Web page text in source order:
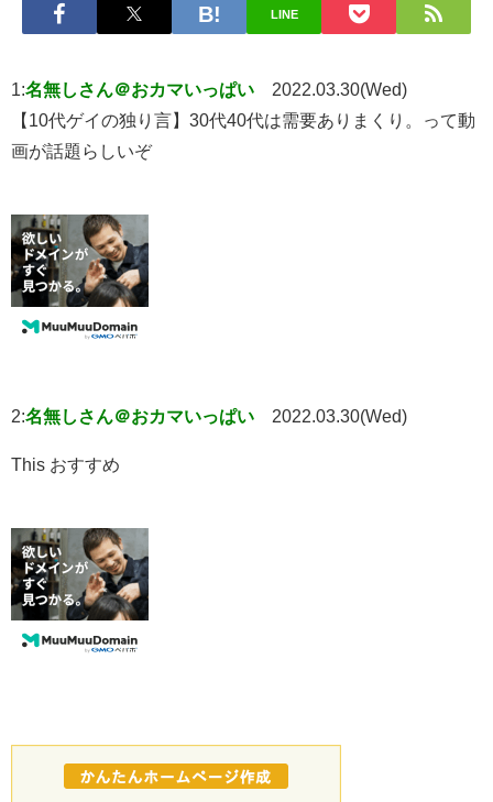
LINE
1:名無しさん＠おカマいっぱい
2022.03.30(Wed)
【10代ゲイの独り言】30代40代は需要ありまくり。って動
画が話題らしいぞ
2:名無しさん＠おカマいっぱい 2022.03.30(Wed)
This おすすめ